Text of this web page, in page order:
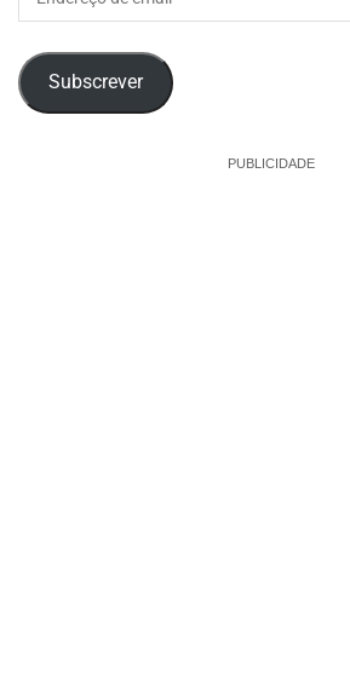
Subscrever
PUBLICIDADE